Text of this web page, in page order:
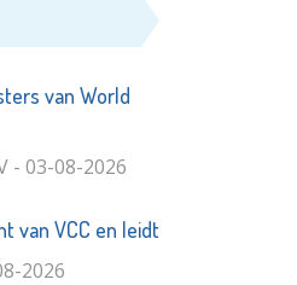
van World
- 03-08-2026
van VCC en leidt
2026